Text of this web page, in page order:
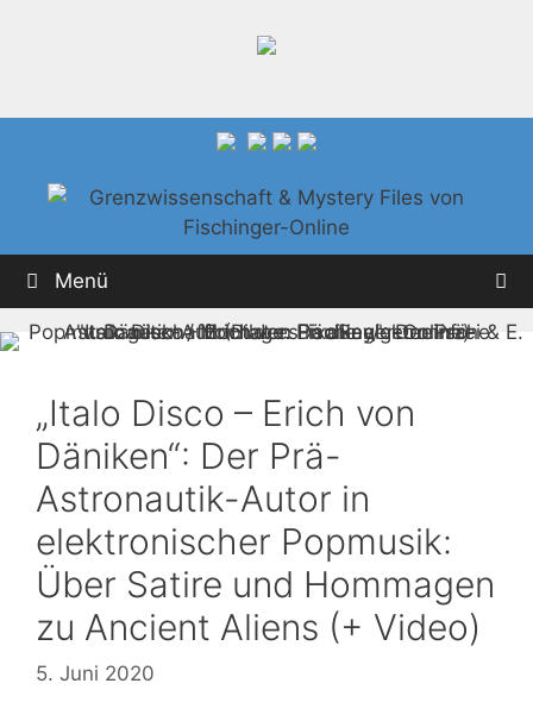
Menü
„Italo Disco – Erich von
Däniken“: Der Prä-
Astronautik-Autor in
elektronischer Popmusik:
Über Satire und Hommagen
zu Ancient Aliens (+ Video)
5. Juni 2020